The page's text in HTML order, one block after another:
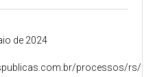
de 2024
processos/rs/